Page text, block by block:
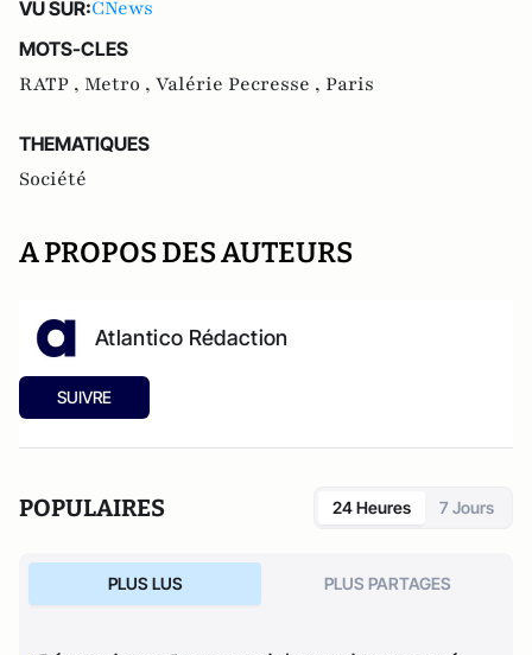
VU SUR:CNews
MOTS-CLES
RATP , Metro , Valérie Pecresse , Paris
THEMATIQUES
Société
A PROPOS DES AUTEURS
Atlantico Rédaction
SUIVRE
POPULAIRES 24 Heures 7 Jours
PLUS LUS PLUS PARTAGES